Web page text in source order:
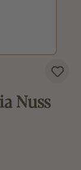
Nuss